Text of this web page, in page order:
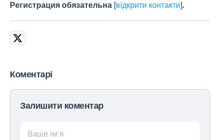
Регистрация обязательна [відкрити контакти].
Коментарі
Залишити коментар
Ваше ім’я